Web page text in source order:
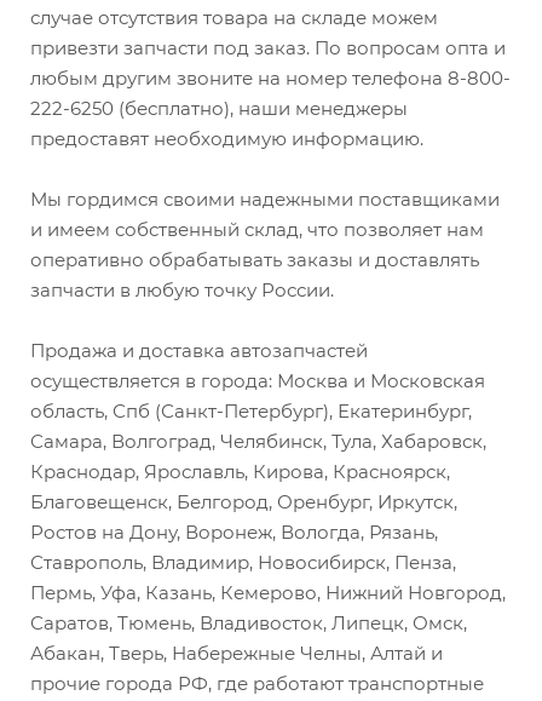
случае отсутствия товара на складе можем
привезти запчасти под заказ. По вопросам опта и
любым другим звоните на номер телефона 8-800-
222-6250 (бесплатно), наши менеджеры
предоставят необходимую информацию.
Мы гордимся своими надежными поставщиками
и имеем собственный склад, что позволяет нам
оперативно обрабатывать заказы и доставлять
запчасти в любую точку России.
Продажа и доставка автозапчастей
осуществляется в города: Москва и Московская
область, Спб (Санкт-Петербург), Екатеринбург,
Самара, Волгоград, Челябинск, Тула, Хабаровск,
Краснодар, Ярославль, Кирова, Красноярск,
Благовещенск, Белгород, Оренбург, Иркутск,
Ростов на Дону, Воронеж, Вологда, Рязань,
Ставрополь, Владимир, Новосибирск, Пенза,
Пермь, Уфа, Казань, Кемерово, Нижний Новгород,
Саратов, Тюмень, Владивосток, Липецк, Омск,
Абакан, Тверь, Набережные Челны, Алтай и
прочие города РФ, где работают транспортные